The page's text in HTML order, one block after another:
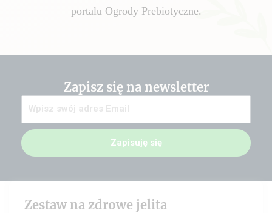
portalu Ogrody Prebiotyczne.
Zapisz się na newsletter
Zapisuję się
Zestaw na zdrowe jelita